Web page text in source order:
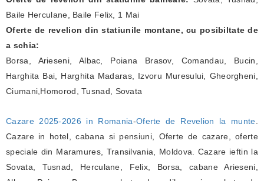
Baile Herculane, Baile Felix, 1 Mai
Oferte de revelion din statiunile montane, cu posibiltate de
a schia:
Borsa, Arieseni, Albac, Poiana Brasov, Comandau, Bucin,
Harghita Bai, Harghita Madaras, Izvoru Muresului, Gheorgheni,
Ciumani,Homorod, Tusnad, Sovata
Cazare 2025-2026 in Romania-Oferte de Revelion la munte
Cazare in hotel, cabana si pensiuni, Oferte de cazare, oferte
speciale din Maramures, Transilvania, Moldova. Cazare ieftin la
Sovata, Tusnad, Herculane, Felix, Borsa, cabane Arieseni,